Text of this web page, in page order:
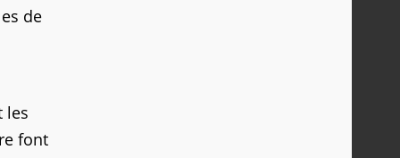
de
les
font